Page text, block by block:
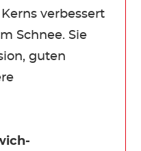
verbessert
Schnee. Sie
guten